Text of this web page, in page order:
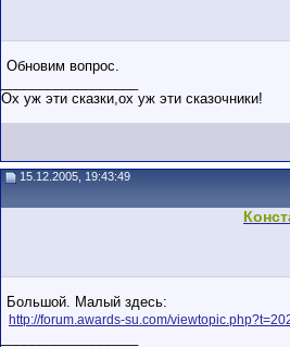
Обновим вопрос.
Ох уж эти сказки,ох уж эти сказочники!
15.12.2005, 19:43:49
Большой. Малый здесь:
http://forum.awards-su.com/